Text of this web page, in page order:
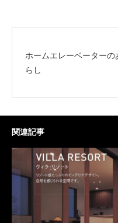
ホームエレーベーターの
らし
関連記事